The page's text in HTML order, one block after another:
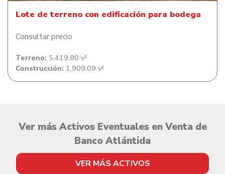
Lote de terreno con edificación para bodega
Consultar precio
Terreno: 5,419.80 v²
Construcción: 1,909.09 v²
Ver más Activos Eventuales en Venta de
Banco Atlántida
VER MÁS ACTIVOS